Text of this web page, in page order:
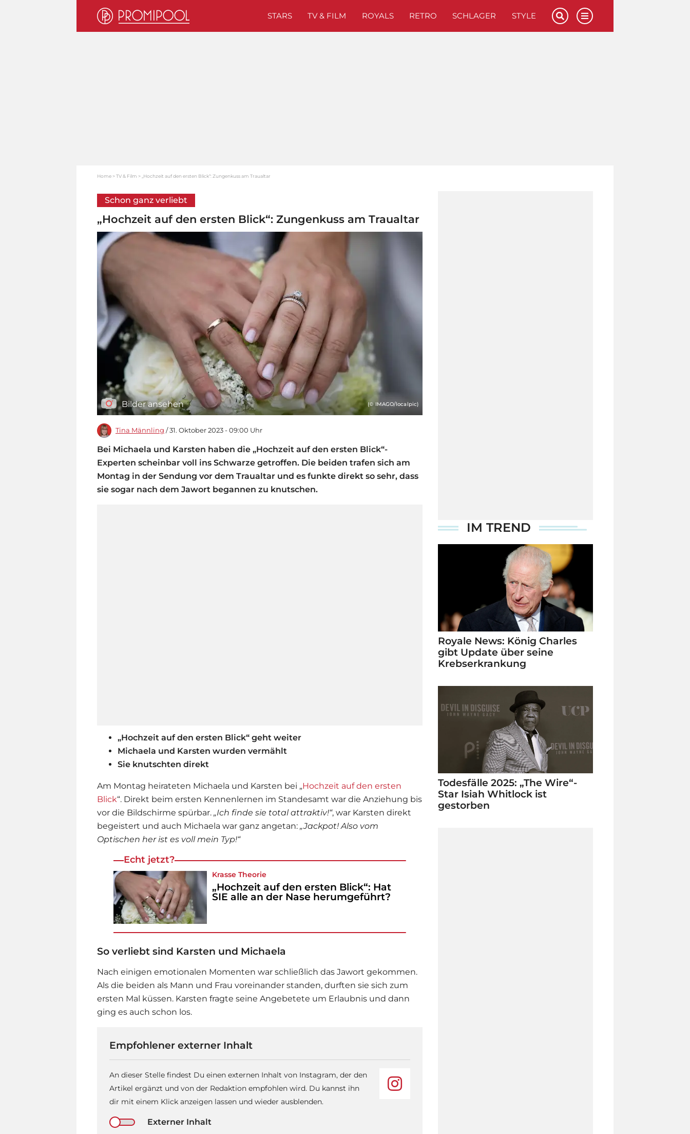
STARS TV & FILM ROYALS RETRO SCHLAGER STYLE
Home TV & Film „Hochzeit auf den ersten Blick“: Zungenkuss am Traualtar
Schon ganz verliebt
„Hochzeit auf den ersten Blick“: Zungenkuss am Traualtar
Bilder ansehen (© IMAGO/localpic)
Tina Männling / 31. Oktober 2023 - 09:00 Uhr
Bei Michaela und Karsten haben die „Hochzeit auf den ersten Blick“-
Experten scheinbar voll ins Schwarze getroffen. Die beiden trafen sich am
Montag in der Sendung vor dem Traualtar und es funkte direkt so sehr, dass
sie sogar nach dem Jawort begannen zu knutschen.
„Hochzeit auf den ersten Blick“ geht weiter
Michaela und Karsten wurden vermählt
Sie knutschten direkt
Am Montag heirateten Michaela und Karsten bei „Hochzeit auf den ersten
Blick“. Direkt beim ersten Kennenlernen im Standesamt war die Anziehung bis
vor die Bildschirme spürbar. „Ich finde sie total attraktiv!“, war Karsten direkt
begeistert und auch Michaela war ganz angetan: „Jackpot! Also vom
Optischen her ist es voll mein Typ!“
Echt jetzt?
Krasse Theorie
„Hochzeit auf den ersten Blick“: Hat
SIE alle an der Nase herumgeführt?
So verliebt sind Karsten und Michaela
Nach einigen emotionalen Momenten war schließlich das Jawort gekommen.
Als die beiden als Mann und Frau voreinander standen, durften sie sich zum
ersten Mal küssen. Karsten fragte seine Angebetete um Erlaubnis und dann
ging es auch schon los.
Empfohlener externer Inhalt
An dieser Stelle findest Du einen externen Inhalt von Instagram, der den
Artikel ergänzt und von der Redaktion empfohlen wird. Du kannst ihn
dir mit einem Klick anzeigen lassen und wieder ausblenden.
Externer Inhalt
IM TREND
Royale News: König Charles
gibt Update über seine
Krebserkrankung
Todesfälle 2025: „The Wire“-
Star Isiah Whitlock ist
gestorben